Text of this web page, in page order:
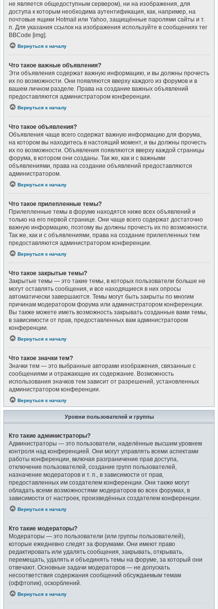
не является общедоступным сервером), ни на изображения, для
доступа к которым необходима аутентификация, как, например, на
почтовые ящики Hotmail или Yahoo, защищённые паролями сайты и т.
п. Для указания ссылок на изображения используйте в сообщениях тег
BBCode [img].
Вернуться к началу
Что такое важные объявления?
Эти объявления содержат важную информацию, и вы должны прочесть
их по возможности. Они появляются вверху каждого из форумов и в
вашем личном разделе. Права на создание важных объявлений
предоставляются администратором конференции.
Вернуться к началу
Что такое объявления?
Объявления чаще всего содержат важную информацию для форума,
на котором вы находитесь в настоящий момент, и вы должны прочесть
их по возможности. Объявления появляются вверху каждой страницы
форума, в котором они созданы. Так же, как и с важными
объявлениями, права на создание объявлений предоставляются
администратором.
Вернуться к началу
Что такое прилепленные темы?
Прилепленные темы в форуме находятся ниже всех объявлений и
только на его первой странице. Они чаще всего содержат достаточно
важную информацию, поэтому вы должны прочесть их по возможности.
Так же, как и с объявлениями, права на создание прилепленных тем
предоставляются администратором конференции.
Вернуться к началу
Что такое закрытые темы?
Закрытые темы — это такие темы, в которых пользователи больше не
могут оставлять сообщения, и все находящиеся в них опросы
автоматически завершаются. Темы могут быть закрыты по многим
причинам модератором форума или администратором конференции.
Вы также можете иметь возможность закрывать созданные вами темы,
в зависимости от прав, предоставленных вам администратором
конференции.
Вернуться к началу
Что такое значки тем?
Значки тем — это выбранные авторами изображения, связанные с
сообщениями и отражающие их содержание. Возможность
использования значков тем зависит от разрешений, установленных
администратором конференции.
Вернуться к началу
Уровни пользователей и группы
Кто такие администраторы?
Администраторы — это пользователи, наделённые высшим уровнем
контроля над конференцией. Они могут управлять всеми аспектами
работы конференции, включая разграничение прав доступа,
отключение пользователей, создание групп пользователей,
назначение модераторов и т. п., в зависимости от прав,
предоставленных им создателем конференции. Они также могут
обладать всеми возможностями модераторов во всех форумах, в
зависимости от настроек, произведённых создателем конференции.
Вернуться к началу
Кто такие модераторы?
Модераторы — это пользователи (или группы пользователей),
которые ежедневно следят за форумами. Они имеют право
редактировать или удалять сообщения, закрывать, открывать,
перемещать, удалять и объединять темы на форуме, за который они
отвечают. Основные задачи модераторов — не допускать
несоответствия содержания сообщений обсуждаемым темам
(оффтопик), оскорблений.
Вернуться к началу